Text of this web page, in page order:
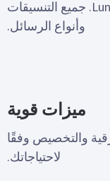
دعم كامل لبيانات المعاملات في Lundify. جميع التنسيقات
وأنواع الرسائل.
ميزات قوية
والتخصيص وفقًا
لاحتياجاتك.